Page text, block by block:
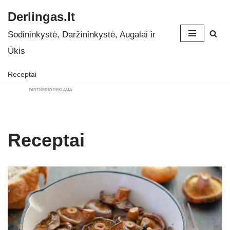
Skip
to
Derlingas.lt
Sodininkystė, Daržininkystė, Augalai ir
Ūkis
Receptai
PARTNERIO REKLAMA
Receptai